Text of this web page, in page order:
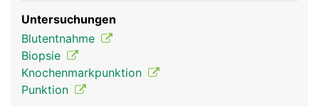
Untersuchungen
Blutentnahme
Biopsie
Knochenmarkpunktion
Punktion